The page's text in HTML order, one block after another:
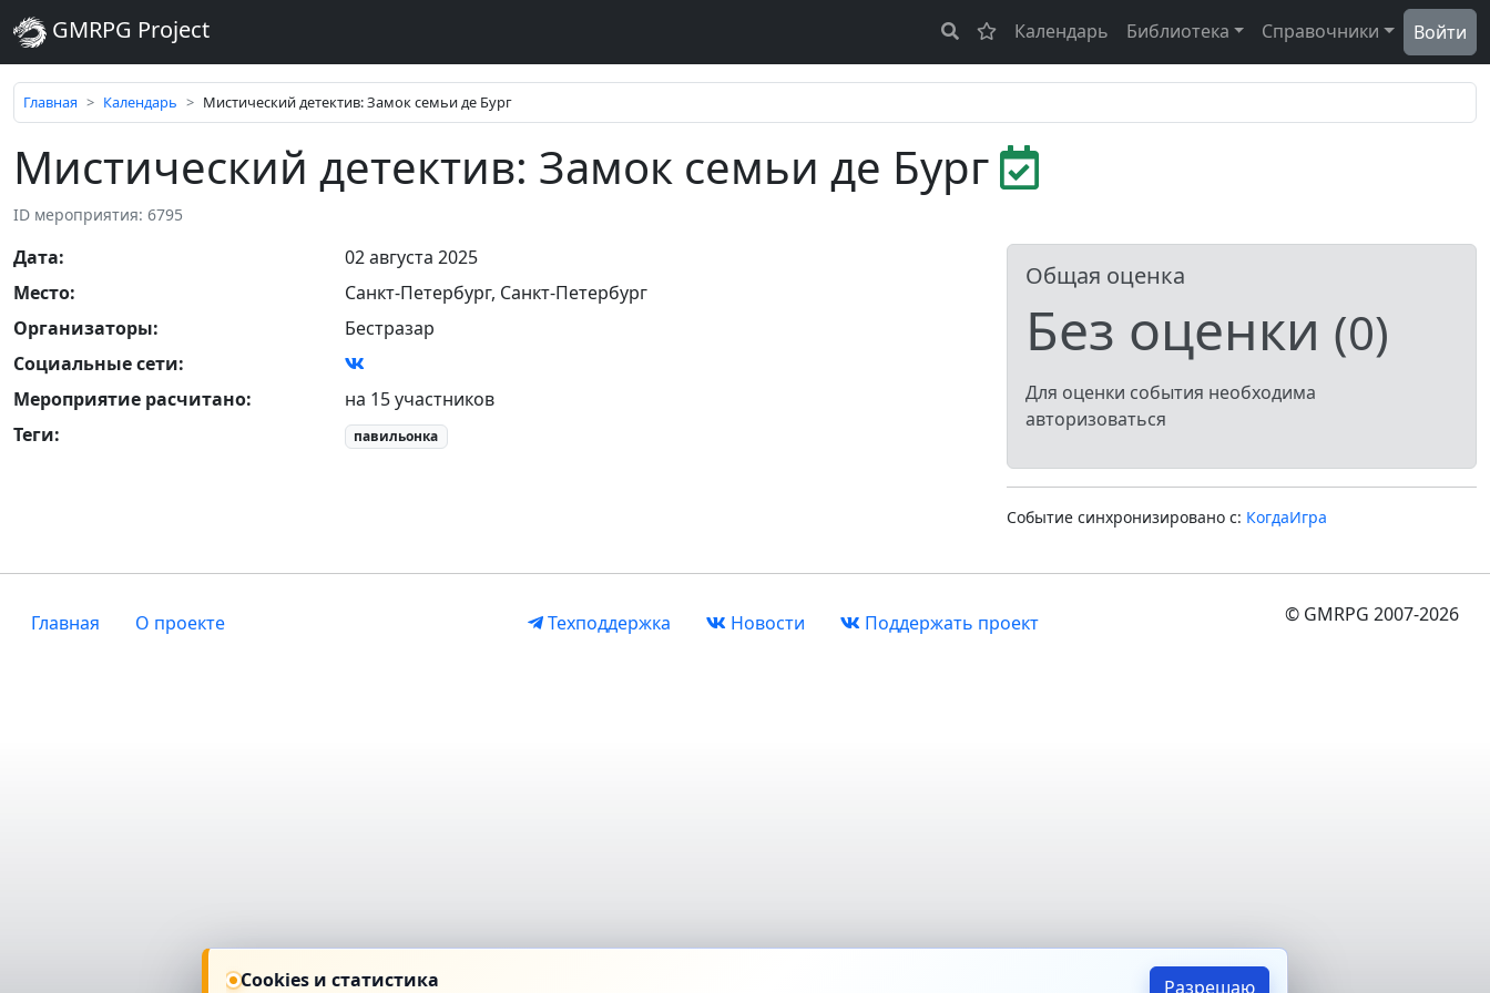
GMRPG Project Календарь Библиотека Справочники Войти
Главная Календарь Мистический детектив: Замок семьи де Бург
Мистический детектив: Замок семьи де Бург
ID мероприятия: 6795
Дата:
02 августа 2025
Место: Санкт-Петербург, Санкт-Петербург
Организаторы:
Бестразар
Социальные сети:
Мероприятие расчитано:
на 15 участников
Теги: павильонка
Общая оценка
Без оценки (0)
Для оценки события необходима
авторизоваться
Событие синхронизировано с: КогдаИгра
Главная О проекте Техподдержка Новости Поддержать проект © GMRPG 2007-2026
Cookies и статистика Разрешаю